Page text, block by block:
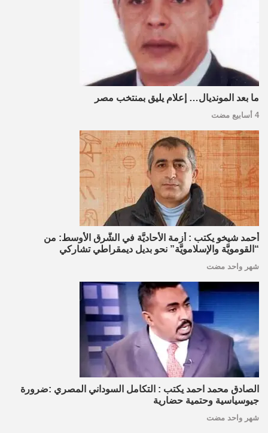
ما بعد المونديال… إعلام يليق بمنتخب مصر
4 أسابيع مضت
أحمد شيخو يكتب : أزمة الأحاديَّة في الشَّرق الأوسط: من
“القومويَّة والإسلامويَّة” نحو بديل ديمقراطي تشاركي
شهر واحد مضت
الصادق محمد احمد يكتب : التكامل السوداني المصري :ضرورة
جيوسياسية وحتمية حضارية
شهر واحد مضت